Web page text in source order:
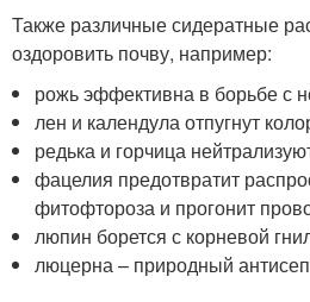
Также различные сидератные
оздоровить почву, например:
рожь эффективна в борьбе с
лен и календула отпугнут
редька и горчица
фацелия предотвратит
фитофтороза и прогонит
люпин борется с корневой
люцерна – природный